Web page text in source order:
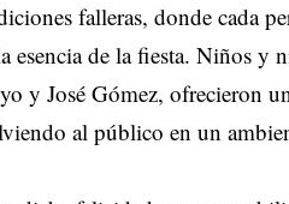
falleras, donde cada
esencia de la fiesta. Niños y
y José Gómez, ofrecieron
al público en un